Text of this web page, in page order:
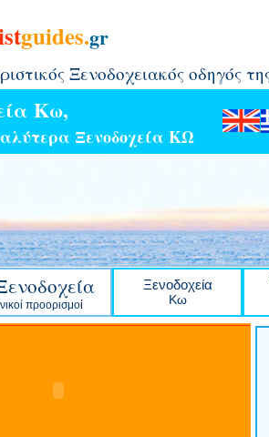
guides.gr
Ξενοδοχειακός οδηγός
Κω,
Ξενοδοχεία ΚΩ
προορισμοί
Ξενοδοχεία
Κω